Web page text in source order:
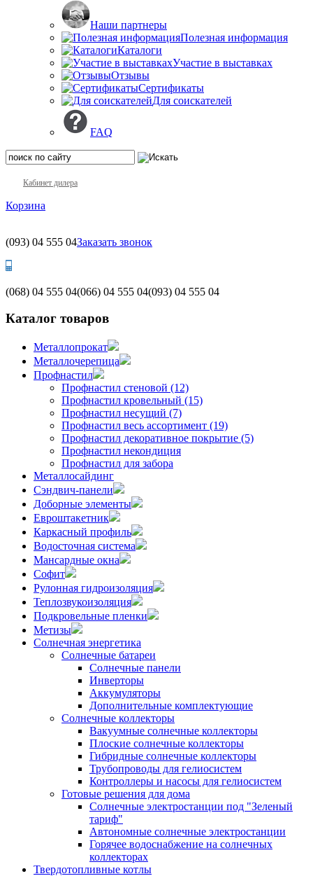
Наши партнеры
Полезная информация
Каталоги
Участие в выставках
Отзывы
Сертификаты
Для соискателей
FAQ
Кабинет дилера
Корзина
(093) 04 555 04Заказать звонок
(068) 04 555 04(066) 04 555 04(093) 04 555 04
Каталог товаров
Металлопрокат
Металлочерепица
Профнастил
Профнастил стеновой (12)
Профнастил кровельный (15)
Профнастил несущий (7)
Профнастил весь ассортимент (19)
Профнастил декоративное покрытие (5)
Профнастил некондиция
Профнастил для забора
Металлосайдинг
Сэндвич-панели
Доборные элементы
Евроштакетник
Каркасный профиль
Водосточная система
Мансардные окна
Софит
Рулонная гидроизоляция
Теплозвукоизоляция
Подкровельные пленки
Метизы
Солнечная энергетика
Солнечные батареи
Солнечные панели
Инверторы
Аккумуляторы
Дополнительные комплектующие
Солнечные коллекторы
Вакуумные солнечные коллекторы
Плоские солнечные коллекторы
Гибридные солнечные коллекторы
Трубопроводы для гелиосистем
Контроллеры и насосы для гелиосистем
Готовые решения для дома
Солнечные электростанции под "Зеленый
тариф"
Автономные солнечные электростанции
Горячее водоснабжение на солнечных
коллекторах
Твердотопливные котлы